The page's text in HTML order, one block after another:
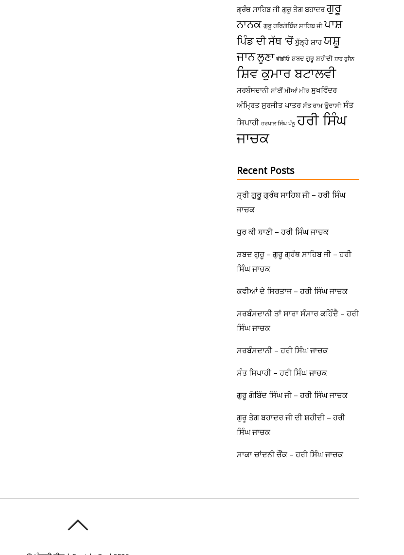
ਗ੍ਰੰਥ ਸਾਹਿਬ ਜੀ ਗੁਰੂ ਤੇਗ ਬਹਾਦਰ ਗੁਰੂ
ਨਾਨਕ ਗੁਰੂ ਹਰਿਗੋਬਿੰਦ ਸਾਹਿਬ ਜੀ ਪਾਸ਼
ਪਿੰਡ ਦੀ ਸੱਥ 'ਚੋਂ ਬੁੱਲ੍ਹੇ ਸ਼ਾਹ ਯਸ਼ੂ
ਜਾਨਲੂਣਾ ਵੀਡੀਓ ਸ਼ਬਦ ਗੁਰੂ ਸ਼ਹੀਦੀ ਸ਼ਾਹ ਹੁਸੈਨ
ਸ਼ਿਵ ਕੁਮਾਰ ਬਟਾਲਵੀ
ਸਰਬੰਸਦਾਨੀ ਸਾਂਈਂ ਮੀਆਂ ਮੀਰ ਸੁਖਵਿੰਦਰ
ਅੰਮ੍ਰਿਤ ਸੁਰਜੀਤ ਪਾਤਰ ਸੰਤ ਰਾਮ ਉਦਾਸੀ ਸੰਤ
ਸਿਪਾਹੀ ਹਰਪਾਲ ਸਿੰਘ ਪੰਨੂ ਹਰੀ ਸਿੰਘ
ਜਾਚਕ
Recent Posts
ਸ੍ਰੀ ਗੁਰੂ ਗ੍ਰੰਥ ਸਾਹਿਬ ਜੀ – ਹਰੀ ਸਿੰਘ
ਜਾਚਕ
ਧੁਰ ਕੀ ਬਾਣੀ – ਹਰੀ ਸਿੰਘ ਜਾਚਕ
ਸ਼ਬਦ ਗੁਰੂ – ਗੁਰੂ ਗ੍ਰੰਥ ਸਾਹਿਬ ਜੀ – ਹਰੀ
ਸਿੰਘ ਜਾਚਕ
ਕਵੀਆਂ ਦੇ ਸਿਰਤਾਜ – ਹਰੀ ਸਿੰਘ ਜਾਚਕ
ਸਰਬੰਸਦਾਨੀ ਤਾਂ ਸਾਰਾ ਸੰਸਾਰ ਕਹਿੰਦੈ – ਹਰੀ
ਸਿੰਘ ਜਾਚਕ
ਸਰਬੰਸਦਾਨੀ – ਹਰੀ ਸਿੰਘ ਜਾਚਕ
ਸੰਤ ਸਿਪਾਹੀ – ਹਰੀ ਸਿੰਘ ਜਾਚਕ
ਗੁਰੂ ਗੋਬਿੰਦ ਸਿੰਘ ਜੀ – ਹਰੀ ਸਿੰਘ ਜਾਚਕ
ਗੁਰੂ ਤੇਗ ਬਹਾਦਰ ਜੀ ਦੀ ਸ਼ਹੀਦੀ – ਹਰੀ
ਸਿੰਘ ਜਾਚਕ
ਸਾਕਾ ਚਾਂਦਨੀ ਚੌਂਕ – ਹਰੀ ਸਿੰਘ ਜਾਚਕ